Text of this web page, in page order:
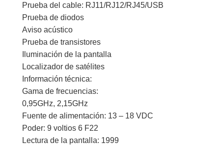
Prueba del cable: RJ11/RJ12/RJ45/USB
Prueba de diodos
Aviso acústico
Prueba de transistores
Iluminación de la pantalla
Localizador de satélites
Información técnica:
Gama de frecuencias:
0,95GHz, 2,15GHz
Fuente de alimentación: 13 – 18 VDC
Poder: 9 voltios 6 F22
Lectura de la pantalla: 1999